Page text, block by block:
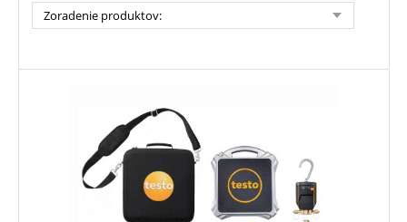
Zoradenie produktov: